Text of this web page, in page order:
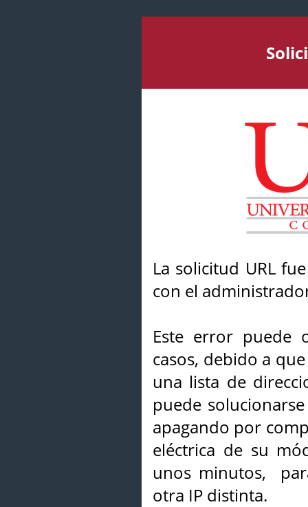
La solicitud URL
con el
Este error puede
casos, debido a
una lista de
puede
apagando por
eléctrica de su
unos minutos,
otra IP distinta.